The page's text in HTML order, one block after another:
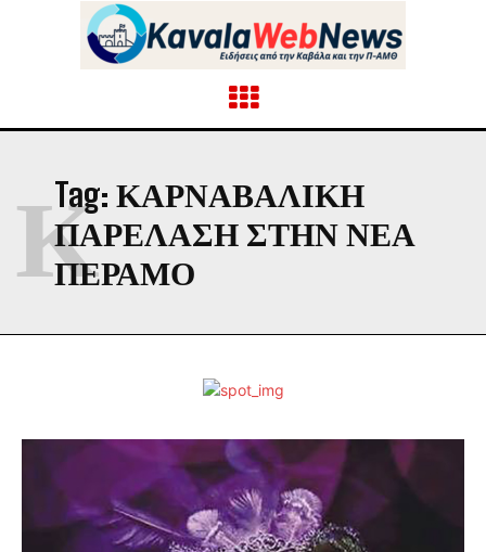
Tag: ΚΑΡΝΑΒΑΛΙΚΉ
ΠΑΡΈΛΑΣΗ ΣΤΗΝ ΝΈΑ
ΠΈΡΑΜΟ
Κ